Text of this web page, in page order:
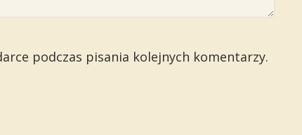
podczas pisania kolejnych komentarzy.